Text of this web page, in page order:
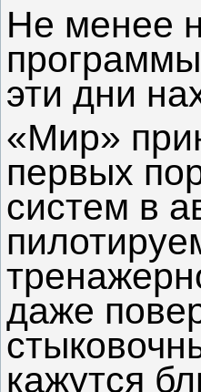
Не менее
эти дни
«Мир»
первых
систем в
даже
кажутся